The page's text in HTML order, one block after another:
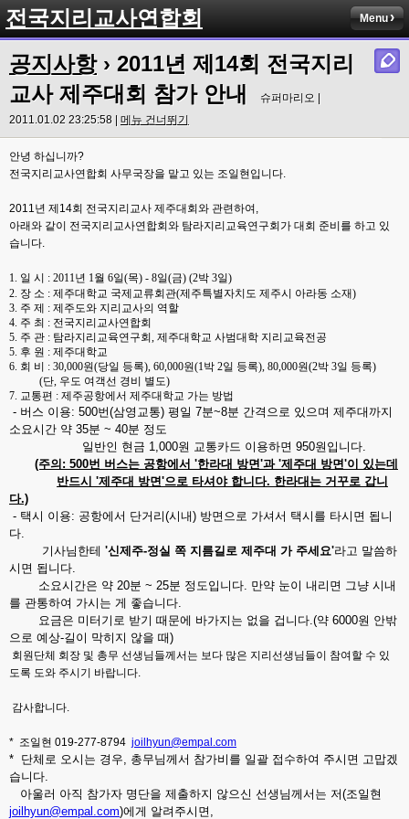
전국지리교사연합회 Menu
공지사항› 2011년 제14회 전국지리
교사 제주대회 참가 안내
슈퍼마리오 |
2011.01.02 23:25:58 | 메뉴 건너뛰기
안녕 하십니까?
전국지리교사연합회 사무국장을 맡고 있는 조일현입니다.
2011년 제14회 전국지리교사 제주대회와 관련하여,
아래와 같이 전국지리교사연합회와 탐라지리교육연구회가 대회 준비를 하고 있
습니다.
1. 일 시 : 2011년 1월 6일(목) - 8일(금) (2박 3일)
2. 장 소 : 제주대학교 국제교류회관(제주특별자치도 제주시 아라동 소재)
3. 주 제 : 제주도와 지리교사의 역할
4. 주 최 : 전국지리교사연합회
5. 주 관 : 탐라지리교육연구회, 제주대학교 사범대학 지리교육전공
5. 후 원 : 제주대학교
6. 회 비 : 30,000원(당일 등록), 60,000원(1박 2일 등록), 80,000원(2박 3일 등록)
(단, 우도 여객선 경비 별도)
7. 교통편 : 제주공항에서 제주대학교 가는 방법
- 버스 이용: 500번(삼영교통) 평일 7분~8분 간격으로 있으며 제주대까지
소요시간 약 35분 ~ 40분 정도
일반인 현금 1,000원 교통카드 이용하면 950원입니다.
(주의: 500번 버스는 공항에서 '한라대 방면'과 '제주대 방면'이 있는데
반드시 '제주대 방면'으로 타셔야 합니다. 한라대는 거꾸로 갑니
다.)
- 택시 이용: 공항에서 단거리(시내) 방면으로 가셔서 택시를 타시면 됩니
다.
기사님한테 '신제주-정실 쪽 지름길로 제주대 가 주세요'라고 말씀하
시면 됩니다.
소요시간은 약 20분 ~ 25분 정도입니다. 만약 눈이 내리면 그냥 시내
를 관통하여 가시는 게 좋습니다.
요금은 미터기로 받기 때문에 바가지는 없을 겁니다.(약 6000원 안밖
으로 예상-길이 막히지 않을 때)
회원단체 회장 및 총무 선생님들께서는 보다 많은 지리선생님들이 참여할 수 있
도록 도와 주시기 바랍니다.
감사합니다.
* 조일현 019-277-8794 joilhyun@empal.com
* 단체로 오시는 경우, 총무님께서 참가비를 일괄 접수하여 주시면 고맙겠
습니다.
아울러 아직 참가자 명단을 제출하지 않으신 선생님께서는 저(조일현
joilhyun@empal.com)에게 알려주시면,